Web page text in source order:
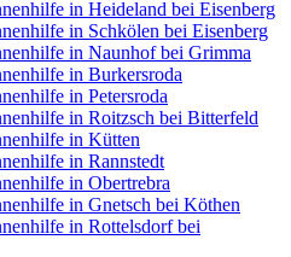
in Heideland bei Eisenberg
in Schkölen bei Eisenberg
in Naunhof bei Grimma
in Burkersroda
in Petersroda
in Roitzsch bei Bitterfeld
in Kütten
in Rannstedt
in Obertrebra
in Gnetsch bei Köthen
in Rottelsdorf bei